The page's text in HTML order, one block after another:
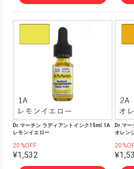
Dr.マーチン ラディアントインク15ml 1A
レモンイエロー
20%OFF
¥1,532
Dr.マ
オレン